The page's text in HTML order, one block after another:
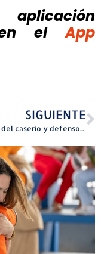
el
App
SIGUIENTE
Activista del caserío y defensor de la justicia social inicia doctorado en Trabajo Social en la UPR